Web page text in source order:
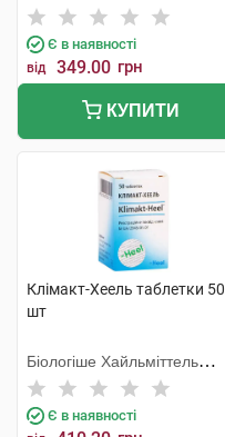
Є в наявності
від 349.00 грн
КУПИТИ
Клімакт-Хеель таблетки 50
шт
Біологіше Хайльміттель
Хеель
Є в наявності